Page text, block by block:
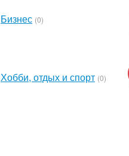
Бизнес (0)
Хобби, отдых и спорт (0)